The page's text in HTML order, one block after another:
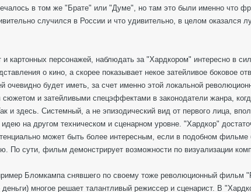
в том же "Брате" или "Думе", но там это были именно что
случился в России и что удивительно, в целом
картонных персонажей, наблюдать за "Хардкором" интересно в
о кино, а скорее показывает некое затейливое боковое
очевидно будет иметь, за счет именно этой локальной
и затейливыми спецэффектами в законодатели жанра,
и здесь. Системный, а не эпизодический вид от первого лица,
на другом техническом и сценарном уровне. "Хардкор"
может быть более интересным, если в подобном
По сути, фильм демонстрирует возможности по визуализации
Бломкампа снявшего по своему тоже революционный фильм
многое решает талантливый режиссер и сценарист. В